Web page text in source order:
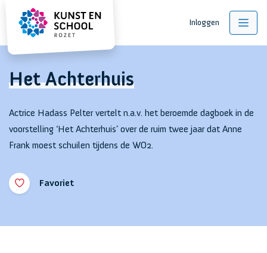
Inloggen
Het Achterhuis
Actrice Hadass Pelter vertelt n.a.v. het beroemde dagboek in de
voorstelling ‘Het Achterhuis’ over de ruim twee jaar dat Anne
Frank moest schuilen tijdens de WO2.
Favoriet